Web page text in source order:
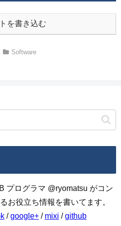
を書き込む
Software
プログラマ @ryomatsu がコン
お役立ち情報を書いてます。
/google+ / mixi /github